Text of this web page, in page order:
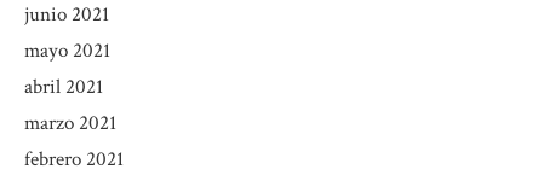
junio 2021
mayo 2021
abril 2021
marzo 2021
febrero 2021